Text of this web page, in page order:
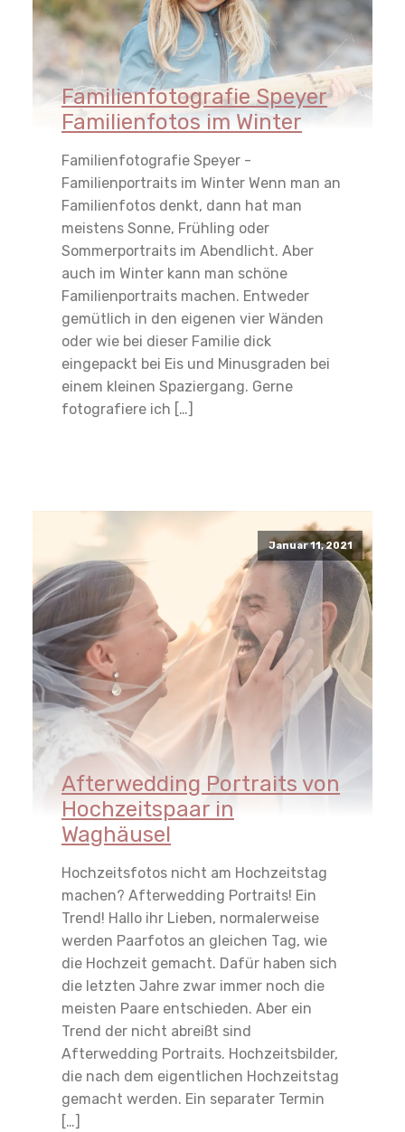
Familienfotografie Speyer
Familienfotos im Winter
Familienfotografie Speyer -
Familienportraits im Winter Wenn man an
Familienfotos denkt, dann hat man
meistens Sonne, Frühling oder
Sommerportraits im Abendlicht. Aber
auch im Winter kann man schöne
Familienportraits machen. Entweder
gemütlich in den eigenen vier Wänden
oder wie bei dieser Familie dick
eingepackt bei Eis und Minusgraden bei
einem kleinen Spaziergang. Gerne
fotografiere ich […]
Januar 11, 2021
Afterwedding Portraits von
Hochzeitspaar in
Waghäusel
Hochzeitsfotos nicht am Hochzeitstag
machen? Afterwedding Portraits! Ein
Trend! Hallo ihr Lieben, normalerweise
werden Paarfotos an gleichen Tag, wie
die Hochzeit gemacht. Dafür haben sich
die letzten Jahre zwar immer noch die
meisten Paare entschieden. Aber ein
Trend der nicht abreißt sind
Afterwedding Portraits. Hochzeitsbilder,
die nach dem eigentlichen Hochzeitstag
gemacht werden. Ein separater Termin
[…]